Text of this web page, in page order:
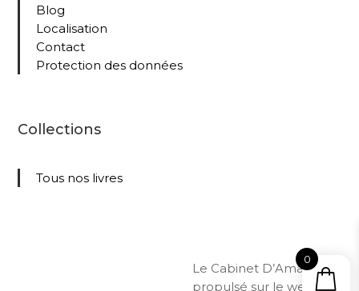
Blog
Localisation
Contact
Protection des données
Collections
Tous nos livres
Le Cabinet D’Amateur –
propulsé sur le web par
0